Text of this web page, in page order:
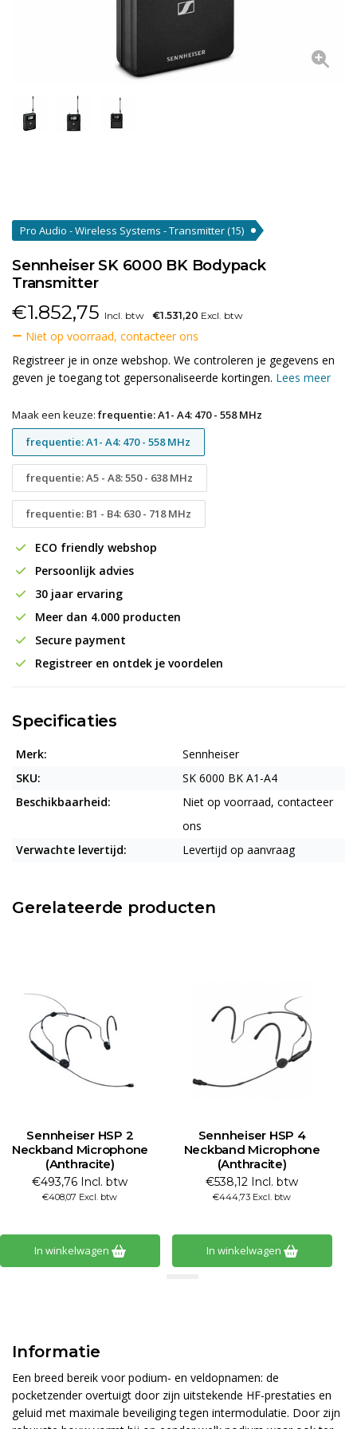
Pro Audio - Wireless Systems - Transmitter(15)
Sennheiser SK 6000 BK Bodypack
Transmitter
€1.852,75 Incl. btw €1.531,20 Excl. btw
Niet op voorraad, contacteer ons
Registreer je in onze webshop. We controleren je gegevens en
geven je toegang tot gepersonaliseerde kortingen. Lees meer
Maak een keuze: frequentie: A1- A4: 470 - 558 MHz
frequentie: A1- A4: 470 - 558 MHz
frequentie: A5 - A8: 550 - 638 MHz
frequentie: B1 - B4: 630 - 718 MHz
ECO friendly webshop
Persoonlijk advies
30 jaar ervaring
Meer dan 4.000 producten
Secure payment
Registreer en ontdek je voordelen
Specificaties
Merk:
Sennheiser
SKU:
SK 6000 BK A1-A4
Beschikbaarheid:
Niet op voorraad, contacteer
ons
Verwachte levertijd:
Levertijd op aanvraag
Gerelateerde producten
Sennheiser HSP 2
Neckband Microphone
(Anthracite)
€493,76 Incl. btw
€408,07 Excl. btw
In winkelwagen
Sennheiser HSP 4
Neckband Microphone
(Anthracite)
€538,12 Incl. btw
€444,73 Excl. btw
In winkelwagen
Informatie
Een breed bereik voor podium- en veldopnamen: de
pocketzender overtuigt door zijn uitstekende HF-prestaties en
geluid met maximale beveiliging tegen intermodulatie. Door zijn